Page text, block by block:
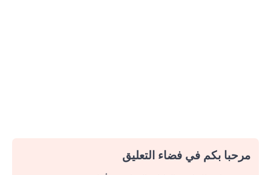
مرحبا بكم في فضاء التعليق